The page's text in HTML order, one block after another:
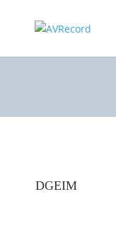
DGEIM